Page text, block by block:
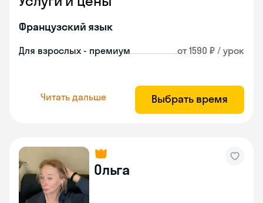
Французский язык
Для взрослых - премиум от 1590 ₽ / урок
Читать дальше Выбрать время
Ольга